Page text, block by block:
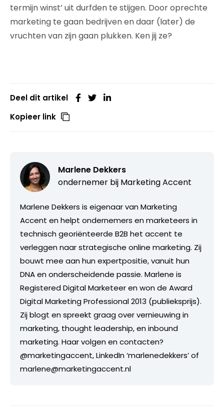
termijn winst’ uit durfden te stijgen. Door oprechte
marketing te gaan bedrijven en daar (later) de
vruchten van zijn gaan plukken. Ken jij ze?
Deel dit artikel
Kopieer link
Marlene Dekkers
ondernemer bij Marketing Accent
Marlene Dekkers is eigenaar van Marketing
Accent en helpt ondernemers en marketeers in
technisch georiënteerde B2B het accent te
verleggen naar strategische online marketing. Zij
bouwt mee aan hun expertpositie, vanuit hun
DNA en onderscheidende passie. Marlene is
Registered Digital Marketeer en won de Award
Digital Marketing Professional 2013 (publieksprijs).
Zij blogt en spreekt graag over vernieuwing in
marketing, thought leadership, en inbound
marketing. Haar volgen en contacten?
@marketingaccent, LinkedIn ‘marlenedekkers’ of
marlene@marketingaccent.nl